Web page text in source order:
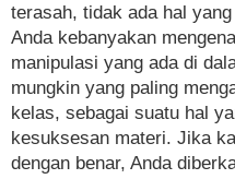
terasah, tidak ada hal
Anda kebanyakan
manipulasi yang ada di
mungkin yang paling
kelas, sebagai suatu hal
kesuksesan materi. Jika
dengan benar, Anda